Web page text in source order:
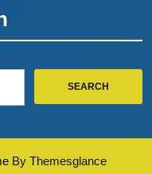
By Themesglance